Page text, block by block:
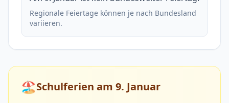
Regionale Feiertage können je nach Bundesland
variieren.
🏖️Schulferien am 9. Januar